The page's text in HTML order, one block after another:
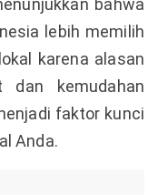
bahwa
lebih memilih
karena alasan
dan kemudahan
faktor kunci
Anda.